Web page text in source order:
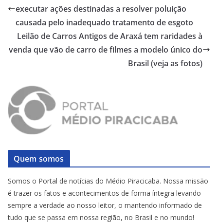
executar ações destinadas a resolver poluição
causada pelo inadequado tratamento de esgoto
Leilão de Carros Antigos de Araxá tem raridades à
venda que vão de carro de filmes a modelo único do
Brasil (veja as fotos)
Quem somos
Somos o Portal de notícias do Médio Piracicaba. Nossa missão
é trazer os fatos e acontecimentos de forma íntegra levando
sempre a verdade ao nosso leitor, o mantendo informado de
tudo que se passa em nossa região, no Brasil e no mundo!